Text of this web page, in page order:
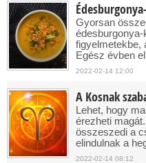
Gyorsan
figyelmetekbe,
Egész évben
2022-02-14 12:00
A Kosnak
Lehet, hogy
érezheti
összeszedi a
elindulnak a
2022-02-14 08:12